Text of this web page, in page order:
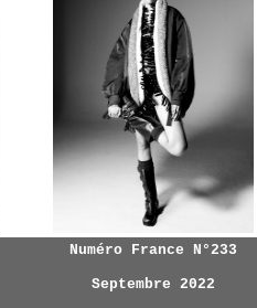
Numéro France N°233
Septembre 2022